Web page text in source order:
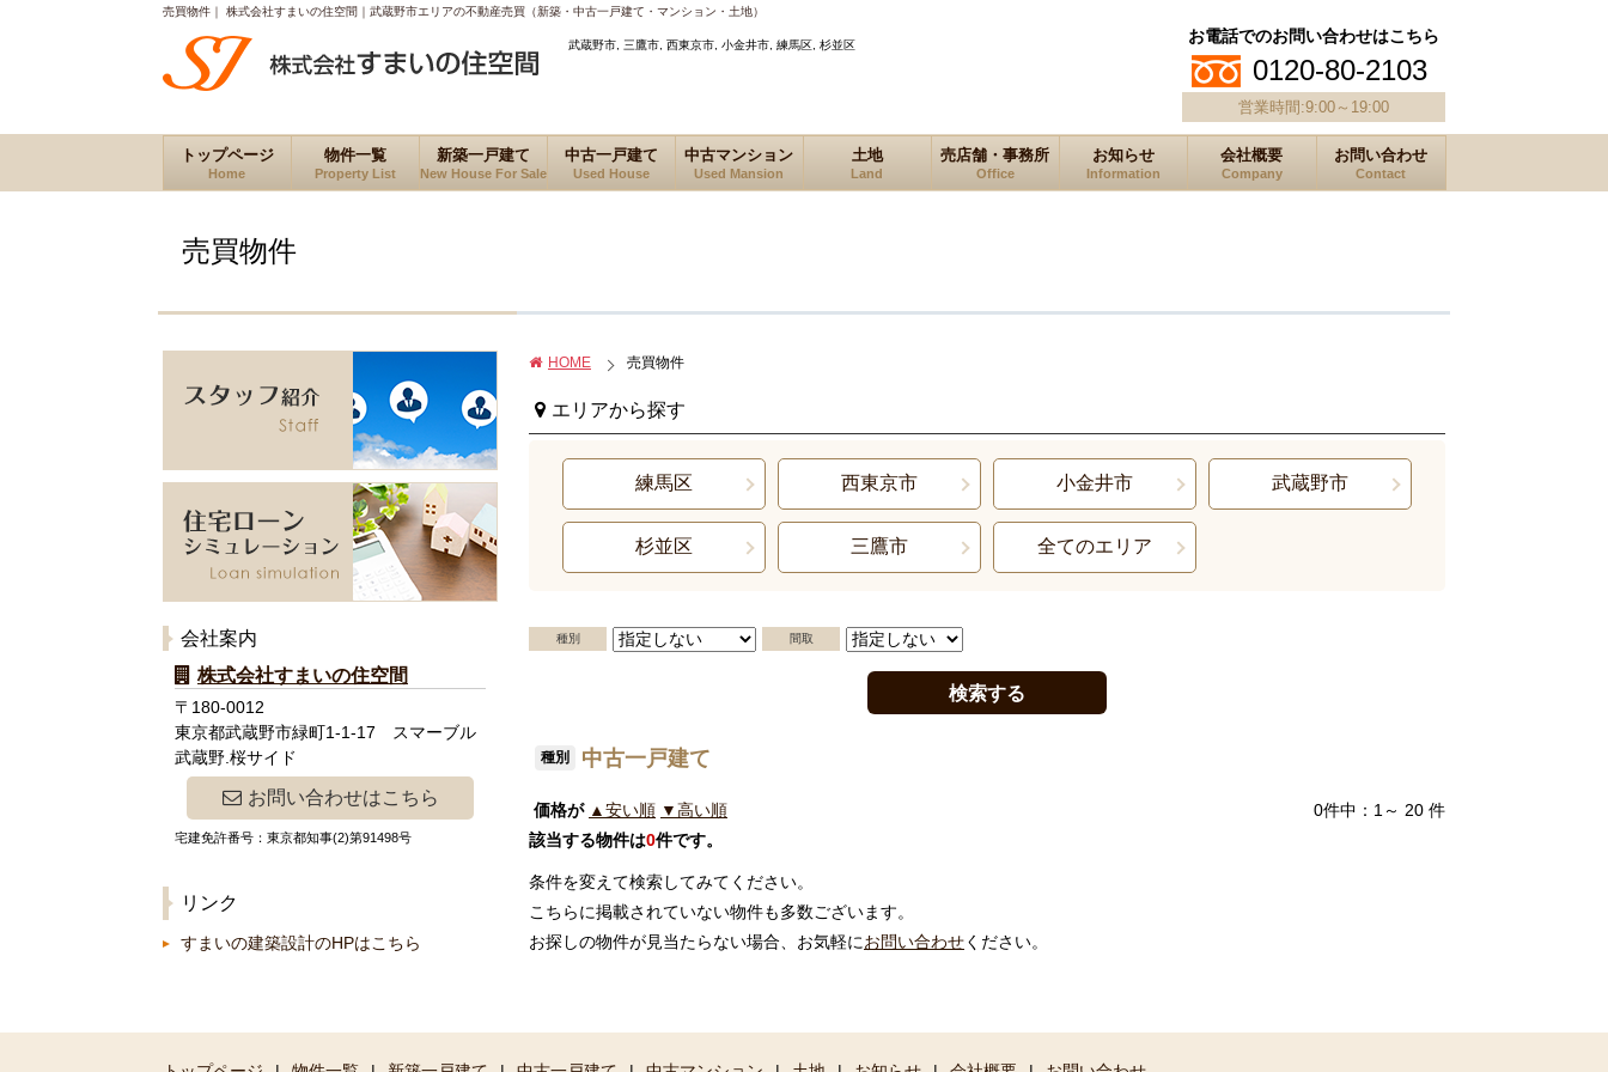
売買物件｜ 株式会社すまいの住空間｜武蔵野市エリアの不動産売買（新築・中古一戸建て・マンション・土地）
武蔵野市, 三鷹市, 西東京市, 小金井市, 練馬区, 杉並区 お電話でのお問い合わせはこちら
0120-80-2103
営業時間:9:00～19:00
トップページ
Home
物件一覧
Property List
新築一戸建て
New House For Sale
中古一戸建て
Used House
中古マンション
Used Mansion
土地
Land
売店舗・事務所
Office
お知らせ
Information
会社概要
Company
お問い合わせ
Contact
売買物件
HOME 売買物件
エリアから探す
練馬区 西東京市 小金井市 武蔵野市
杉並区 三鷹市 全てのエリア
種別 間取
種別 中古一戸建て
価格が ▲安い順 ▼高い順
0件中：1～ 20 件
該当する物件は0件です。
条件を変えて検索してみてください。
こちらに掲載されていない物件も多数ございます。
お探しの物件が見当たらない場合、お気軽にお問い合わせください。
会社案内
株式会社すまいの住空間
〒180-0012
東京都武蔵野市緑町1-1-17 スマーブル
武蔵野.桜サイド
お問い合わせはこちら
宅建免許番号：東京都知事(2)第91498号
リンク
すまいの建築設計のHPはこちら